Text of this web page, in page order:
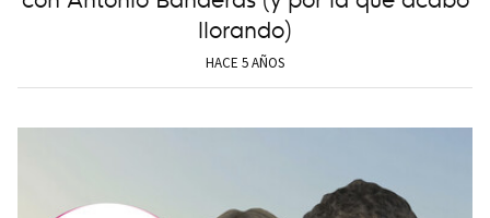
llorando)
HACE 5 AÑOS